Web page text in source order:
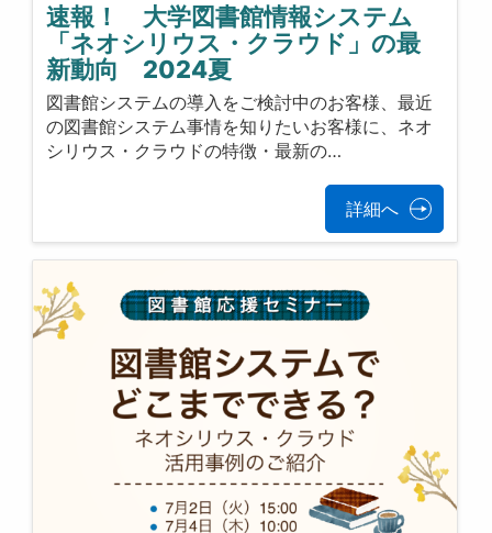
速報！ 大学図書館情報システム
「ネオシリウス・クラウド」の最
新動向 2024夏
図書館システムの導入をご検討中のお客様、最近
の図書館システム事情を知りたいお客様に、ネオ
シリウス・クラウドの特徴・最新の…
詳細へ